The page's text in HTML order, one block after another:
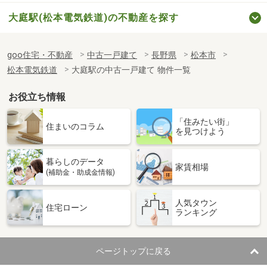
大庭駅(松本電気鉄道)の不動産を探す
goo住宅・不動産 中古一戸建て 長野県
松本市
松本電気鉄道
大庭駅の中古一戸建て 物件一覧
お役立ち情報
住まいのコラム
「住みたい街」
を見つけよう
暮らしのデータ
(補助金・助成金情報)
家賃相場
住宅ローン
人気タウン
ランキング
ページトップに戻る